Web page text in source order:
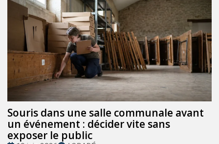
Souris dans une salle communale avant
un événement : décider vite sans
exposer le public